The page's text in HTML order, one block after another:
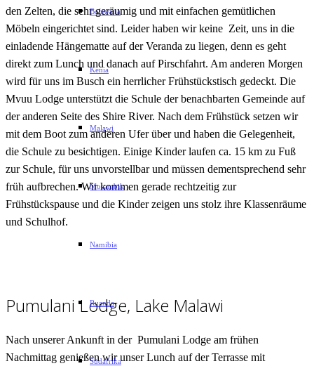
Botswana
Kenia
Malawi
Mosambik
Namibia
Ruanda
Südafrika
den Zelten, die sehr geräumig und mit einfachen gemütlichen
Möbeln eingerichtet sind. Leider haben wir keine Zeit, uns in die
einladende Hängematte auf der Veranda zu liegen, denn es geht
direkt zum Lunch und danach auf Pirschfahrt. Am anderen Morgen
wird für uns im Busch ein herrlicher Frühstückstisch gedeckt. Die
Mvuu Lodge unterstützt die Schule der benachbarten Gemeinde auf
der anderen Seite des Shire River. Nach dem Frühstück setzen wir
mit dem Boot zum anderen Ufer über und haben die Gelegenheit,
die Schule zu besichtigen. Einige Kinder laufen ca. 15 km zu Fuß
zur Schule, für uns unvorstellbar und müssen dementsprechend sehr
früh aufbrechen. Wir kommen gerade rechtzeitig zur
Frühstückspause und die Kinder zeigen uns stolz ihre Klassenräume
und Schulhof.
Pumulani Lodge, Lake Malawi
Nach unserer Ankunft in der Pumulani Lodge am frühen
Nachmittag genießen wir unser Lunch auf der Terrasse mit